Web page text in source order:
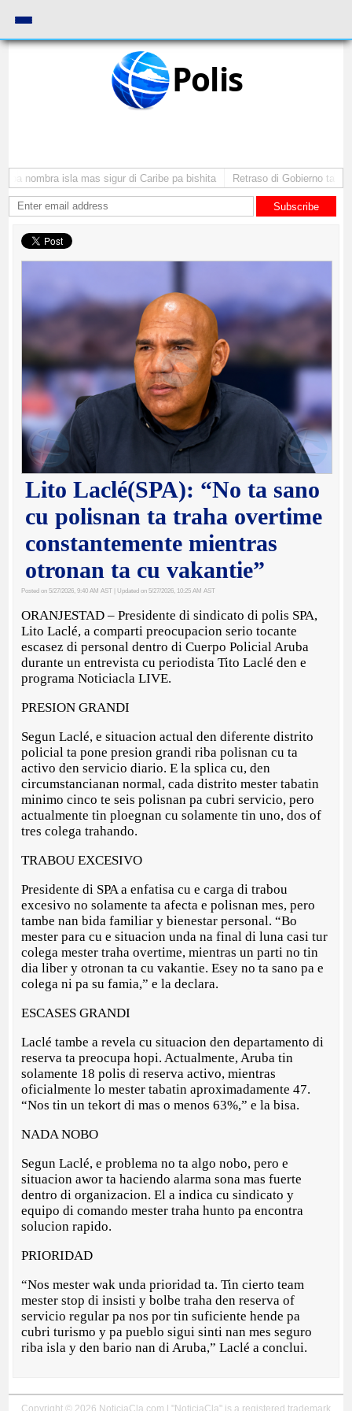
Polis
nombra isla mas sigur di Caribe pa bishita Retraso di Gobierno ta
Subscribe
Lito Laclé(SPA): “No ta sano
cu polisnan ta traha overtime
constantemente mientras
otronan ta cu vakantie”
Posted on 5/27/2026, 9:40 AM AST | Updated on 5/27/2026, 10:25 AM AST
ORANJESTAD – Presidente di sindicato di polis SPA,
Lito Laclé, a comparti preocupacion serio tocante
escasez di personal dentro di Cuerpo Policial Aruba
durante un entrevista cu periodista Tito Laclé den e
programa Noticiacla LIVE.
PRESION GRANDI
Segun Laclé, e situacion actual den diferente distrito
policial ta pone presion grandi riba polisnan cu ta
activo den servicio diario. E la splica cu, den
circumstancianan normal, cada distrito mester tabatin
minimo cinco te seis polisnan pa cubri servicio, pero
actualmente tin ploegnan cu solamente tin uno, dos of
tres colega trahando.
TRABOU EXCESIVO
Presidente di SPA a enfatisa cu e carga di trabou
excesivo no solamente ta afecta e polisnan mes, pero
tambe nan bida familiar y bienestar personal. “Bo
mester para cu e situacion unda na final di luna casi tur
colega mester traha overtime, mientras un parti no tin
dia liber y otronan ta cu vakantie. Esey no ta sano pa e
colega ni pa su famia,” e la declara.
ESCASES GRANDI
Laclé tambe a revela cu situacion den departamento di
reserva ta preocupa hopi. Actualmente, Aruba tin
solamente 18 polis di reserva activo, mientras
oficialmente lo mester tabatin aproximadamente 47.
“Nos tin un tekort di mas o menos 63%,” e la bisa.
NADA NOBO
Segun Laclé, e problema no ta algo nobo, pero e
situacion awor ta haciendo alarma sona mas fuerte
dentro di organizacion. El a indica cu sindicato y
equipo di comando mester traha hunto pa encontra
solucion rapido.
PRIORIDAD
“Nos mester wak unda prioridad ta. Tin cierto team
mester stop di insisti y bolbe traha den reserva of
servicio regular pa nos por tin suficiente hende pa
cubri turismo y pa pueblo sigui sinti nan mes seguro
riba isla y den bario nan di Aruba,” Laclé a conclui.
Copyright © 2026 NoticiaCla.com | "NoticiaCla" is a registered trademark